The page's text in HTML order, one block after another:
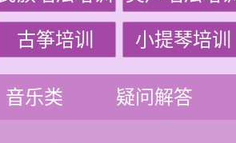
古筝培训 小提琴培训
音乐类 疑问解答